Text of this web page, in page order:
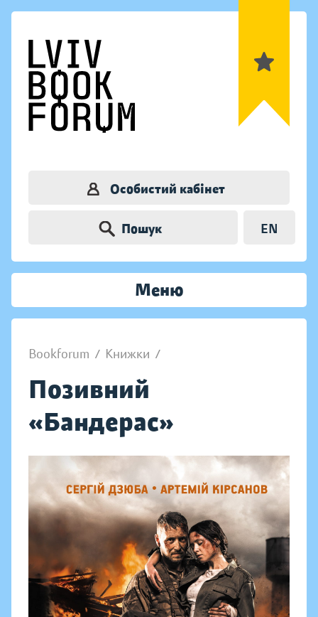
Особистий кабінет
Пошук EN
Меню
Bookforum / Книжки /
Позивний
«Бандерас»